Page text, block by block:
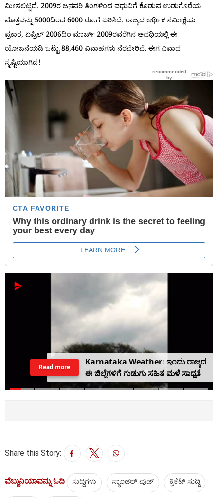
ಮೀಸಲಿಟ್ಟಿದೆ. 2009ರ ಜನವರಿ ತಿಂಗಳಿಂದ ವಧುವಿಗೆ ಕೊಡುವ ಉಡುಗೊರೆಯ
ಮೊತ್ತವನ್ನು 5000ದಿಂದ 6000 ರೂ.ಗೆ ಏರಿಸಿದೆ. ರಾಜ್ಯದ ಆರ್ಥಿಕ ಸಮೀಕ್ಷೆಯ
ಪ್ರಕಾರ, ಏಪ್ರಿಲ್ 2006ದಿಂ ಮಾರ್ಚ್ 2009ರವರೆಗಿನ ಅವಧಿಯಲ್ಲಿ ಈ
ಯೋಜನೆಯಡಿ ಒಟ್ಟು 88,460 ವಿವಾಹಗಳು ನೆರವೇರಿವೆ. ಈಗ ವಿವಾದ
ಸೃಷ್ಟಿಯಾಗಿದೆ!
Karnataka Weather: ಇಂದು ರಾಜ್ಯದ
ಈ ಜಿಲ್ಲೆಗಳಿಗೆ ಗುಡುಗು ಸಹಿತ ಮಳೆ ಸಾಧ್ಯತೆ
Read more
Share this Story:
ವೆಬ್ದುನಿಯಾವನ್ನು ಓದಿ ಸುದ್ದಿಗಳು ಸ್ಯಾಂಡಲ್ ವುಡ್ ಕ್ರಿಕೆಟ್‌ ಸುದ್ದಿ